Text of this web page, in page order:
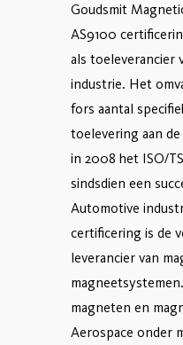
Goudsmit
AS9100
als toeleverancier
industrie. Het
fors aantal
toelevering aan
in 2008 het ISO/
sindsdien een
Automotive
certificering is de
leverancier van
magneten en
Aerospace onder